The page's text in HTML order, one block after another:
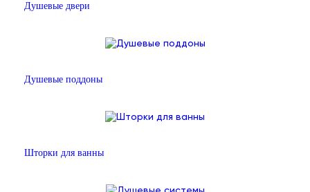
Душевые двери
Душевые поддоны
Шторки для ванны